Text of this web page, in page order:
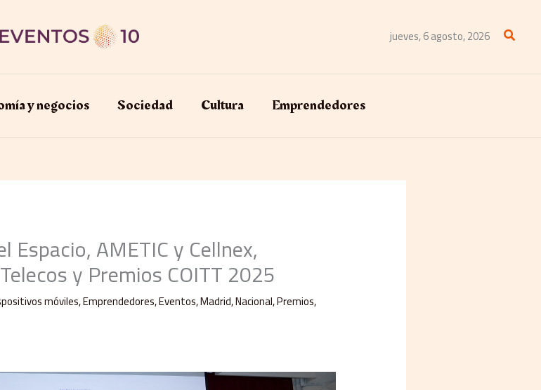
jueves, 6 agosto, 2026 Buscar
y negocios​ Sociedad Cultura Emprendedores
Espacio, AMETIC y Cellnex,
y Premios COITT 2025
móviles,Emprendedores,Eventos,Madrid,Nacional,Premios,